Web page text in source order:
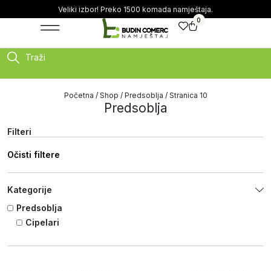
Veliki izbor! Preko 1500 komada namještaja.
0
Traži
Početna / Shop / Predsoblja / Stranica 10
Predsoblja
Filteri
Očisti filtere
Kategorije
Predsoblja
Cipelari